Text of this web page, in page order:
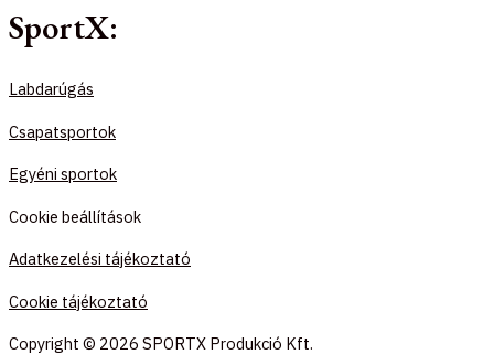
SportX:
Labdarúgás
Csapatsportok
Egyéni sportok
Cookie beállítások
Adatkezelési tájékoztató
Cookie tájékoztató
Copyright © 2026 SPORTX Produkció Kft.